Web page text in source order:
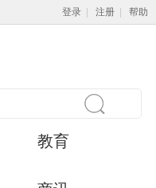
登录 注册 帮助
教育